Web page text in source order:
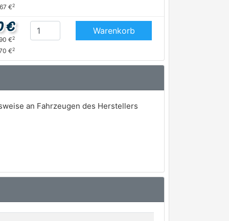
€2
€
€2
€2
Warenkorb
an Fahrzeugen des Herstellers